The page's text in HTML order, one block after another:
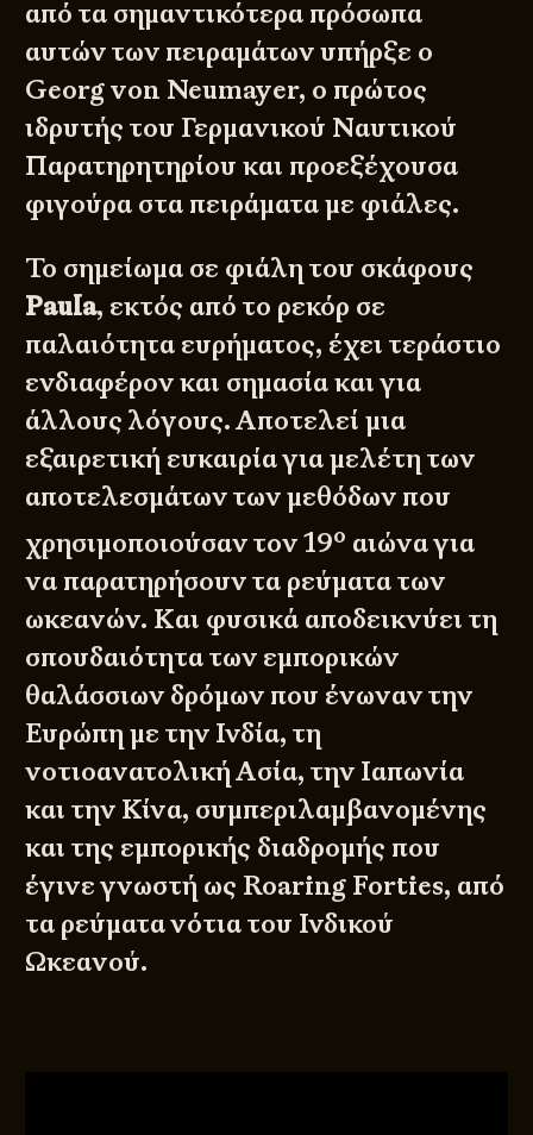
από τα σημαντικότερα πρόσωπα
αυτών των πειραμάτων υπήρξε ο
Georg von Neumayer, ο πρώτος
ιδρυτής του Γερμανικού Ναυτικού
Παρατηρητηρίου και προεξέχουσα
φιγούρα στα πειράματα με φιάλες.
Το σημείωμα σε φιάλη του σκάφους
Paula, εκτός από το ρεκόρ σε
παλαιότητα ευρήματος, έχει τεράστιο
ενδιαφέρον και σημασία και για
άλλους λόγους. Αποτελεί μια
εξαιρετική ευκαιρία για μελέτη των
αποτελεσμάτων των μεθόδων που
χρησιμοποιούσαν τον 19ο αιώνα για
να παρατηρήσουν τα ρεύματα των
ωκεανών. Και φυσικά αποδεικνύει τη
σπουδαιότητα των εμπορικών
θαλάσσιων δρόμων που ένωναν την
Ευρώπη με την Ινδία, τη
νοτιοανατολική Ασία, την Ιαπωνία
και την Κίνα, συμπεριλαμβανομένης
και της εμπορικής διαδρομής που
έγινε γνωστή ως Roaring Forties, από
τα ρεύματα νότια του Ινδικού
Ωκεανού.